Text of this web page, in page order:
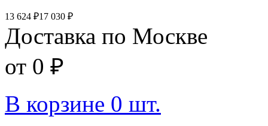
13 624 ₽17 030 ₽
Доставка по Москве
от 0 ₽
В корзине 0 шт.